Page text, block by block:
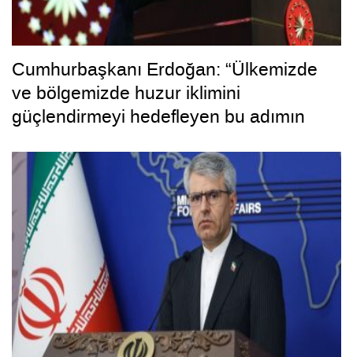
Cumhurbaşkanı Erdoğan: “Ülkemizde
ve bölgemizde huzur iklimini
güçlendirmeyi hedefleyen bu adımın